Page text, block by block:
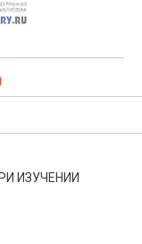
в
журнале
научных статей в
ИЗУЧЕНИИ